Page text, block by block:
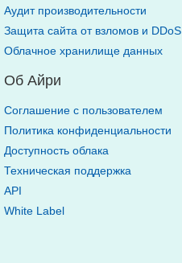
Аудит производительности
Защита сайта от взломов и DDoS
Облачное хранилище данных
Об Айри
Соглашение с пользователем
Политика конфиденциальности
Доступность облака
Техническая поддержка
API
White Label